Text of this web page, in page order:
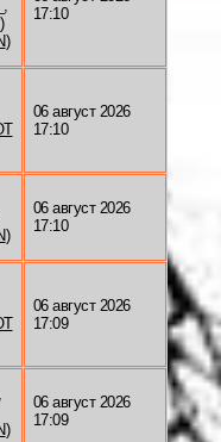
)
17:10
06 август 2026
17:10
)
06 август 2026
17:10
06 август 2026
17:09
)
06 август 2026
17:09